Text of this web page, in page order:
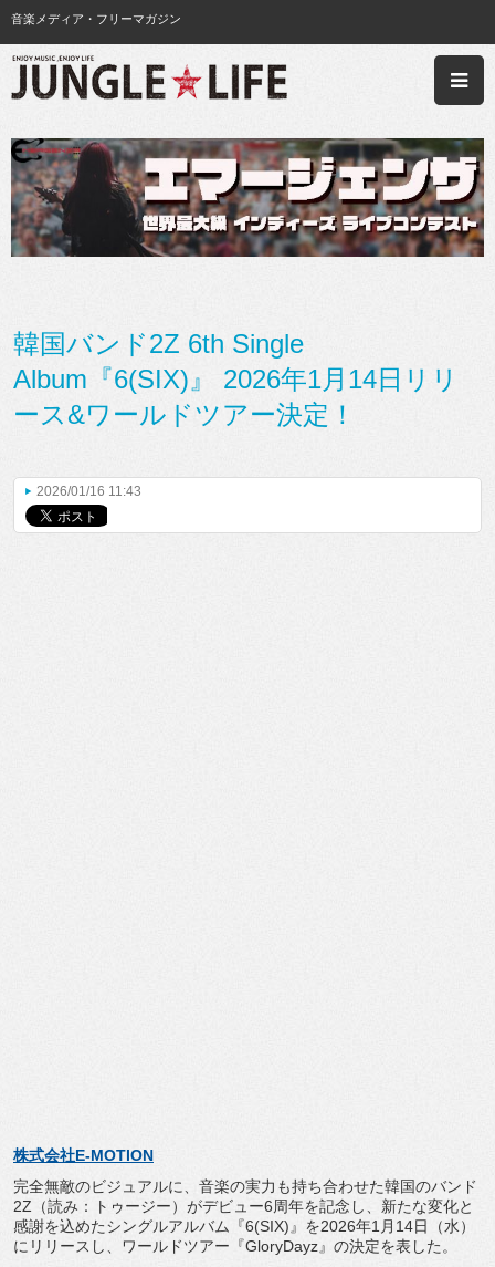
音楽メディア・フリーマガジン
韓国バンド2Z 6th Single
Album『6(SIX)』 2026年1月14日リリ
ース&ワールドツアー決定！
2026/01/16 11:43
株式会社E-MOTION
完全無敵のビジュアルに、音楽の実力も持ち合わせた韓国のバンド
2Z（読み：トゥージー）がデビュー6周年を記念し、 新たな変化と
感謝を込めたシングルアルバム『6(SIX)』 を2026年1月14日（水）
にリリースし、ワールドツアー『GloryDayz』の決定を表した。